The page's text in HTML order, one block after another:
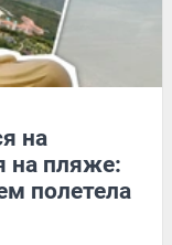
на
на пляже:
полетела